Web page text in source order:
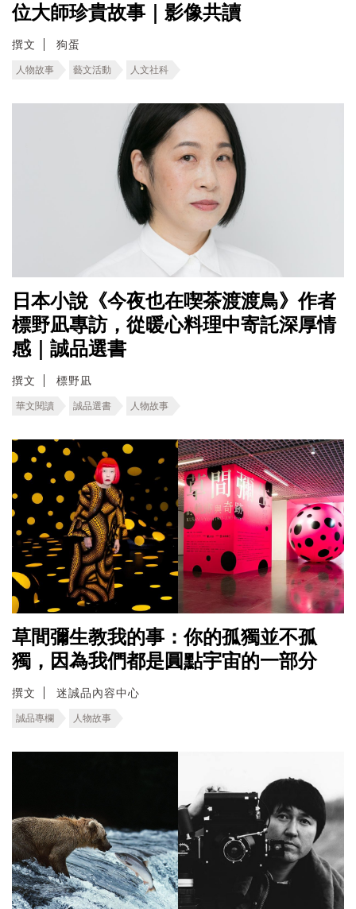
位大師珍貴故事｜影像共讀
撰文 狗蛋
人物故事 藝文活動 人文社科
日本小說《今夜也在喫茶渡渡鳥》作者
標野凪專訪，從暖心料理中寄託深厚情
感｜誠品選書
撰文 標野凪
華文閱讀 誠品選書 人物故事
草間彌生教我的事：你的孤獨並不孤
獨，因為我們都是圓點宇宙的一部分
撰文 迷誠品內容中心
誠品專欄 人物故事